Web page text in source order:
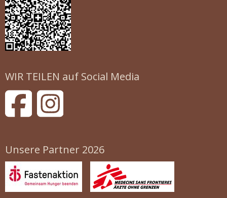
WIR TEILEN auf Social Media
Unsere Partner 2026